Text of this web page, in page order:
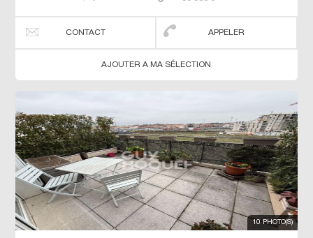
CONTACT APPELER
AJOUTER A MA SÉLECTION
10 PHOTO(S)